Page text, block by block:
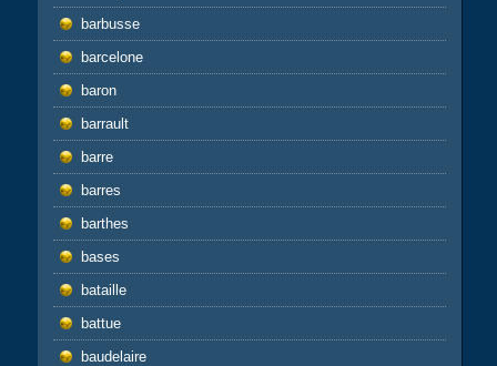
barbusse
barcelone
baron
barrault
barre
barres
barthes
bases
bataille
battue
baudelaire